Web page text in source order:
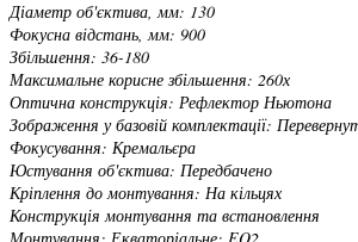
Діаметр об'єктива, мм: 130
Фокусна відстань, мм: 900
Збільшення: 36-180
Максимальне корисне збільшення: 260х
Оптична конструкція: Рефлектор Ньютона
Зображення у базовій комплектації:
Фокусування: Кремальєра
Юстування об'єктива: Передбачено
Кріплення до монтування: На кільцях
Конструкція монтування та встановлення